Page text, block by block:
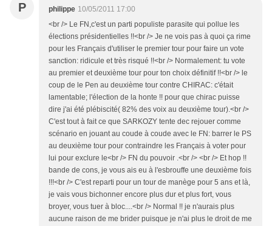
P philippe 10/05/2011 17:00
<br /> Le FN,c'est un parti populiste parasite qui pollue les
élections présidentielles !!<br /> Je ne vois pas à quoi ça rime
pour les Français d'utiliser le premier tour pour faire un vote
sanction: ridicule et très risqué !!<br /> Normalement: tu vote
au premier et deuxième tour pour ton choix définitif !!<br /> le
coup de le Pen au deuxième tour contre CHIRAC: c'était
lamentable; l'élection de la honte !! pour que chirac puisse
dire j'ai été plébiscité( 82% des voix au deuxième tour).<br />
C'est tout à fait ce que SARKOZY tente dec rejouer comme
scénario en jouant au coude à coude avec le FN: barrer le PS
au deuxième tour pour contraindre les Français à voter pour
lui pour exclure le<br /> FN du pouvoir .<br /> <br /> Et hop !!
bande de cons, je vous ais eu à l'esbrouffe une deuxième fois
!!!<br /> C'est reparti pour un tour de manège pour 5 ans et là,
je vais vous bichonner encore plus dur et plus fort, vous
broyer, vous tuer à bloc....<br /> Normal !! je n'aurais plus
aucune raison de me brider puisque je n'ai plus le droit de me